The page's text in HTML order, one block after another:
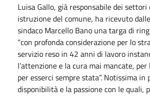
Luisa Gallo, già responsabile dei
istruzione del comune, ha ricevuto
sindaco Marcello Bano una targa di
“con profonda considerazione per lo
servizio reso in 42 anni di lavoro
l’attenzione e la cura mai mancate, per
per esserci sempre stata”. Notissima in
disponibilità e la passione con le quali,